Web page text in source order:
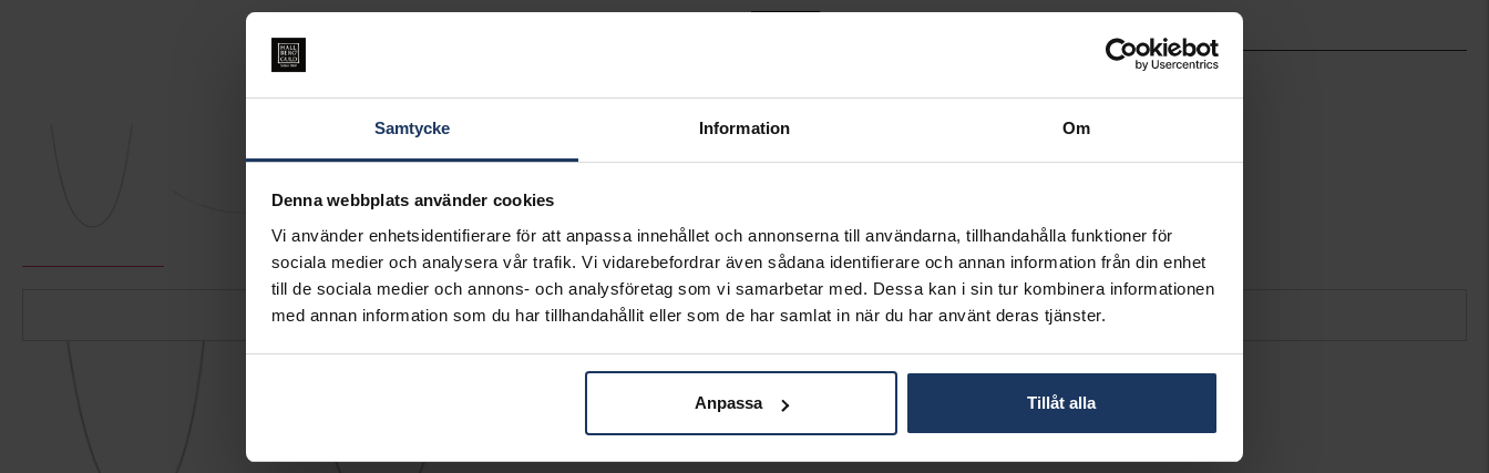
Samtycke Information Om
Denna webbplats använder cookies
Vi använder enhetsidentifierare för att anpassa innehållet och annonserna till användarna, tillhandahålla funktioner för
sociala medier och analysera vår trafik. Vi vidarebefordrar även sådana identifierare och annan information från din enhet
till de sociala medier och annons- och analysföretag som vi samarbetar med. Dessa kan i sin tur kombinera informationen
med annan information som du har tillhandahållit eller som de har samlat in när du har använt deras tjänster.
Anpassa Tillåt alla
HÖJD CA (MM)
1
LÄNGD CA (CM)
MODELL
Venezia
Matchande produkter och andra varianter